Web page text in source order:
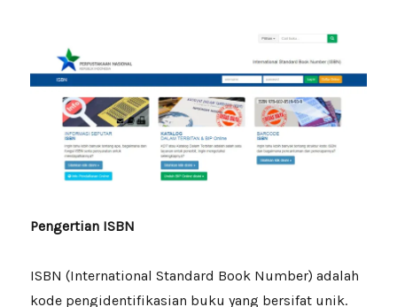
Pengertian ISBN
ISBN (International Standard Book Number) adalah
kode pengidentifikasian buku yang bersifat unik.